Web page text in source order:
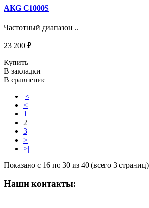
AKG C1000S
Частотный диапазон ..
23 200 ₽
Купить
В закладки
В сравнение
|<
<
1
2
3
>
>|
Показано с 16 по 30 из 40 (всего 3 страниц)
Наши контакты: